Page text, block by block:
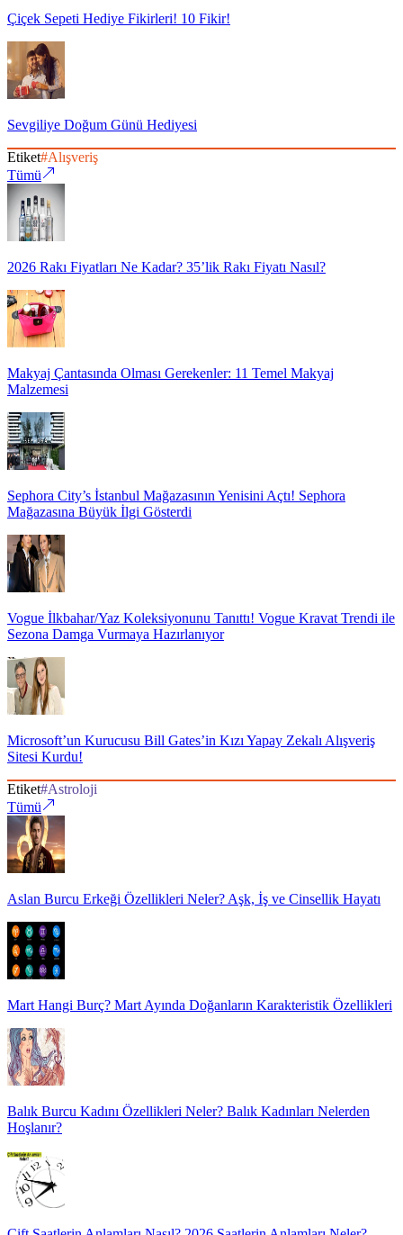
Çiçek Sepeti Hediye Fikirleri! 10 Fikir!
Sevgiliye Doğum Günü Hediyesi
Etiket#Alışveriş
Tümü
2026 Rakı Fiyatları Ne Kadar? 35’lik Rakı Fiyatı Nasıl?
Makyaj Çantasında Olması Gerekenler: 11 Temel Makyaj
Malzemesi
Sephora City’s İstanbul Mağazasının Yenisini Açtı! Sephora
Mağazasına Büyük İlgi Gösterdi
Vogue İlkbahar/Yaz Koleksiyonunu Tanıttı! Vogue Kravat Trendi ile
Sezona Damga Vurmaya Hazırlanıyor
Microsoft’un Kurucusu Bill Gates’in Kızı Yapay Zekalı Alışveriş
Sitesi Kurdu!
Etiket#Astroloji
Tümü
Aslan Burcu Erkeği Özellikleri Neler? Aşk, İş ve Cinsellik Hayatı
Mart Hangi Burç? Mart Ayında Doğanların Karakteristik Özellikleri
Balık Burcu Kadını Özellikleri Neler? Balık Kadınları Nelerden
Hoşlanır?